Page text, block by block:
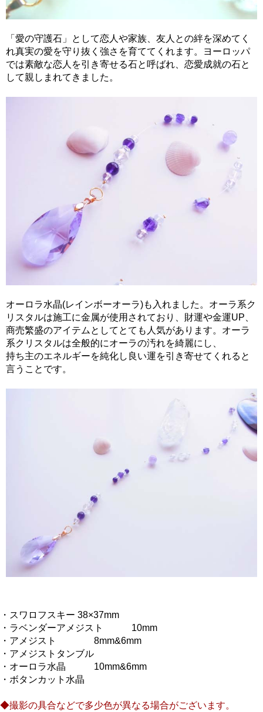
「愛の守護石」として恋人や家族、友人との絆を深めてく
れ真実の愛を守り抜く強さを育ててくれます。ヨーロッパ
では素敵な恋人を引き寄せる石と呼ばれ、恋愛成就の石と
して親しまれてきました。
オーロラ水晶(レインボーオーラ)も入れました。オーラ系ク
リスタルは施工に金属が使用されており、財運や金運UP、
商売繁盛のアイテムとしてとても人気があります。オーラ
系クリスタルは全般的にオーラの汚れを綺麗にし、
持ち主のエネルギーを純化し良い運を引き寄せてくれると
言うことです。
・スワロフスキー 38×37mm
・ラベンダーアメジスト 10mm
・アメジスト 8mm&6mm
・アメジストタンブル
・オーロラ水晶 10mm&6mm
・ボタンカット水晶
◆撮影の具合などで多少色が異なる場合がございます。